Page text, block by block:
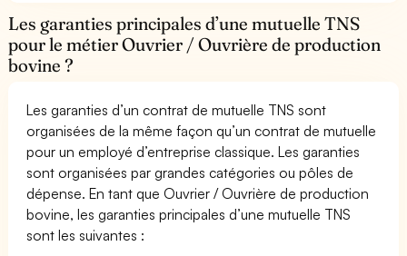
Les garanties principales d’une mutuelle TNS
pour le métier Ouvrier / Ouvrière de production
bovine ?
Les garanties d’un contrat de mutuelle TNS sont
organisées de la même façon qu’un contrat de mutuelle
pour un employé d’entreprise classique. Les garanties
sont organisées par grandes catégories ou pôles de
dépense. En tant que Ouvrier / Ouvrière de production
bovine, les garanties principales d’une mutuelle TNS
sont les suivantes :